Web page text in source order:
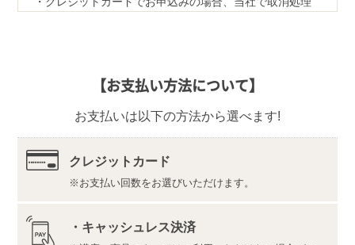
〒350-1111
株式会社ユーキャンロジ
最新の内容をこちらよりご確認ください。
推奨環境（https://www.u-can.jp/digitaltool）
推奨環境であっても、確実・完全な動作を保証するも
のではありません。
【お支払い方法について】
お支払いは以下の方法から選べます!
クレジットカード
お支払い回数をお選びいただけます。
・キャッシュレス決済